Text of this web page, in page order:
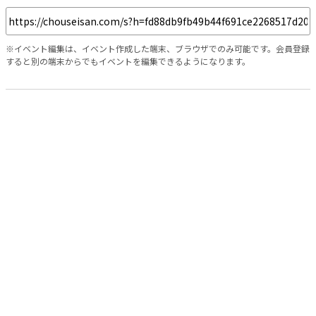
※イベント編集は、イベント作成した端末、ブラウザでのみ可能です。会員登録
すると別の端末からでもイベントを編集できるようになります。